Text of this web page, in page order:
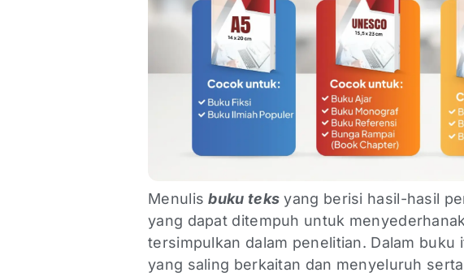
Menulisbuku teks yang berisi hasil-hasil
yang dapat ditempuh untuk
tersimpulkan dalam penelitian. Dalam
yang saling berkaitan dan menyeluruh